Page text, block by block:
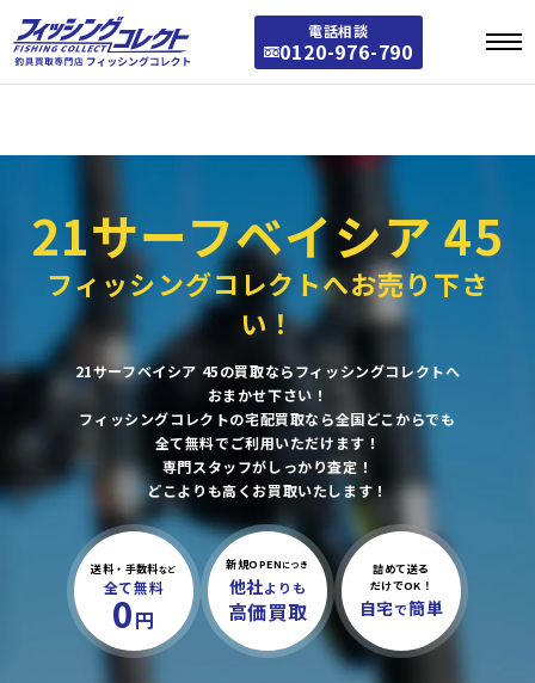
電話相談
0120-976-790
Warning : Array to string conversion in /home/stst0811/fishing-collect.jp/public_
html/fishing/wp-includes/taxonomy.php on line3772
Warning: Array to string conversion in /home/stst0811/fishing-collect.jp/public_
html/fishing/wp-includes/category-template.phpon line1301
21サーフベイシア 45
フィッシングコレクトへお売り下さ
い！
21サーフベイシア 45の買取ならフィッシングコレクトへ
おまかせ下さい！
フィッシングコレクトの宅配買取なら全国どこからでも
全て無料でご利用いただけます！
専門スタッフがしっかり査定！
どこよりも高くお買取いたします！
送料・手数料など
全て無料
0円
新規OPEN につき
他社よりも
高価買取
詰めて送る
だけでOK！
自宅で簡単